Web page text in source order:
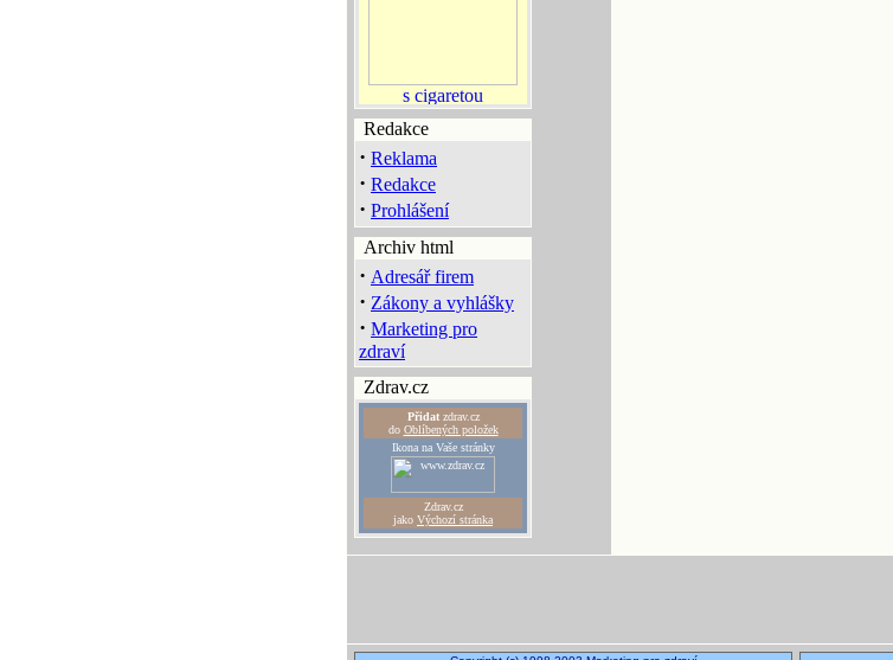
Redakce
· Reklama
· Redakce
· Prohlášení
Archiv html
· Adresář firem
· Zákony a vyhlášky
· Marketing pro
zdraví
Zdrav.cz
Přidatzdrav.cz
do Oblíbených položek
Ikona na Vaše stránky
Zdrav.cz
jako Výchozí stránka